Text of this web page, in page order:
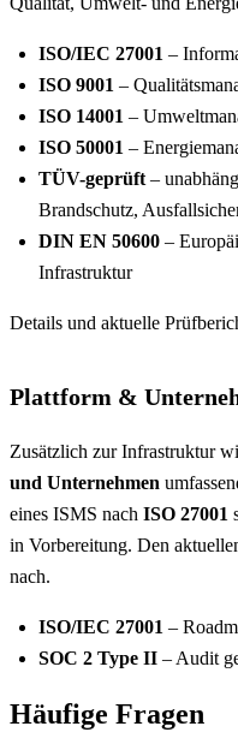
ISO/IEC 27001 –
ISO 9001 –
ISO 14001 –
ISO 50001 –
TÜV-geprüft–
Brandschutz,
DIN EN 50600 –
Infrastruktur
Details und aktuelle
Plattform &
Zusätzlich zur Infrastruktur
und Unternehmen
eines ISMS nach ISO 27001
in Vorbereitung. Den
nach.
ISO/IEC 27001 –
SOC 2 Type II – Audit
Häufige Fragen